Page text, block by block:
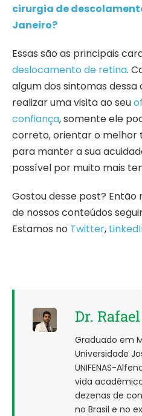
cirurgia de
Janeiro?
Essas são as principais
deslocamento de retina.
algum dos sintomas
realizar uma visita ao seu
confiança, somente ele
correto, orientar o
para manter a sua
possível por muito mais
Gostou desse post?
de nossos conteúdos
Estamos no Twitter,
Dr.
Graduado em
Universidade
UNIFENAS-
vida
dezenas de
no Brasil e no